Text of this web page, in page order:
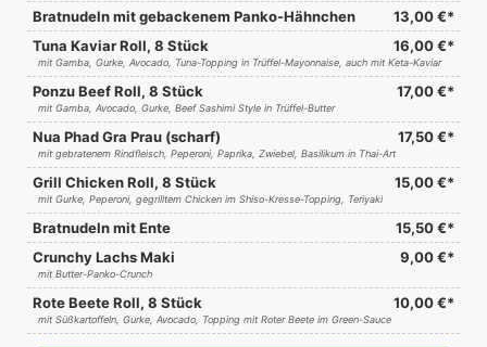
Bratnudeln mit gebackenem Panko-Hähnchen
13,00 €*
Tuna Kaviar Roll, 8 Stück
16,00 €*
mit Gamba, Gurke, Avocado, Tuna-Topping in Trüffel-Mayonnaise, auch mit Keta-Kaviar
Ponzu Beef Roll, 8 Stück 17,00 €*
mit Gamba, Avocado, Gurke, Beef Sashimi Style in Trüffel-Butter
Nua Phad Gra Prau (scharf) 17,50 €*
mit gebratenem Rindfleisch, Peperoni, Paprika, Zwiebel, Basilikum in Thai-Art
Grill Chicken Roll, 8 Stück 15,00 €*
mit Gurke, Peperoni, gegrilltem Chicken im Shiso-Kresse-Topping, Teriyaki
Bratnudeln mit Ente
15,50 €*
Crunchy Lachs Maki
9,00 €*
mit Butter-Panko-Crunch
Rote Beete Roll, 8 Stück 10,00 €*
mit Süßkartoffeln, Gurke, Avocado, Topping mit Roter Beete im Green-Sauce